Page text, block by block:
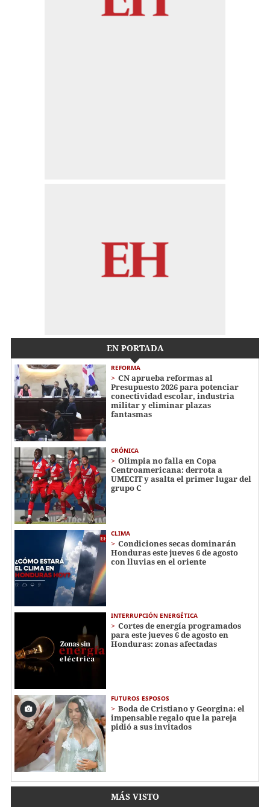
EN PORTADA
REFORMA
CN aprueba reformas al
Presupuesto 2026 para potenciar
conectividad escolar, industria
militar y eliminar plazas
fantasmas
CRÓNICA
Olimpia no falla en Copa
Centroamericana: derrota a
UMECIT y asalta el primer lugar del
grupo C
CLIMA
Condiciones secas dominarán
Honduras este jueves 6 de agosto
con lluvias en el oriente
INTERRUPCIÓN ENERGÉTICA
Cortes de energía programados
para este jueves 6 de agosto en
Honduras: zonas afectadas
FUTUROS ESPOSOS
Boda de Cristiano y Georgina: el
impensable regalo que la pareja
pidió a sus invitados
MÁS VISTO